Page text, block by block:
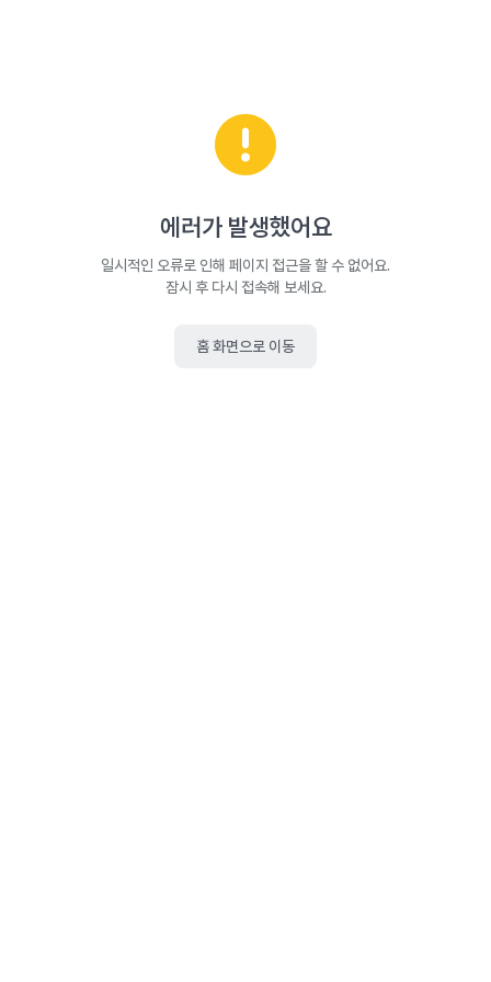
에러가 발생했어요
일시적인 오류로 인해 페이지 접근을 할 수 없어요.
잠시 후 다시 접속해 보세요.
홈 화면으로 이동